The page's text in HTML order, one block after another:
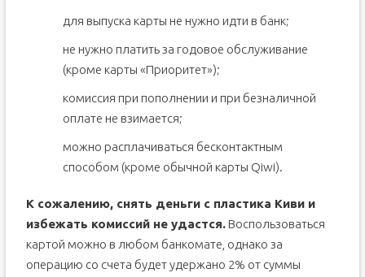
для выпуска карты не нужно идти в банк;
не нужно платить за годовое обслуживание
(кроме карты «Приоритет»);
комиссия при пополнении и при безналичной
оплате не взимается;
можно расплачиваться бесконтактным
способом (кроме обычной карты Qiwi).
К сожалению, снять деньги с пластика Киви и
избежать комиссий не удастся.Воспользоваться
картой можно в любом банкомате, однако за
операцию со счета будет удержано 2% от суммы